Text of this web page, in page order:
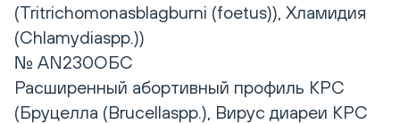
(Tritrichomonasblagburni (foetus)), Хламидия
(Chlamydiaspp.))
№ AN230ОБС
Расширенный абортивный профиль КРС
(Бруцелла (Brucellaspp.), Вирус диареи КРС